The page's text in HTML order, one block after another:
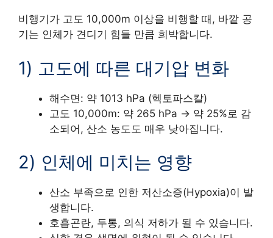
비행기가 고도 10,000m 이상을 비행할 때, 바깥 공
기는 인체가 견디기 힘들 만큼 희박합니다.
1) 고도에 따른 대기압 변화
해수면: 약 1013 hPa (헥토파스칼)
고도 10,000m: 약 265 hPa -> 약 25%로 감
소되어, 산소 농도도 매우 낮아집니다.
2) 인체에 미치는 영향
산소 부족으로 인한 저산소증(Hypoxia)이 발
생합니다.
호흡곤란, 두통, 의식 저하가 될 수 있습니다.